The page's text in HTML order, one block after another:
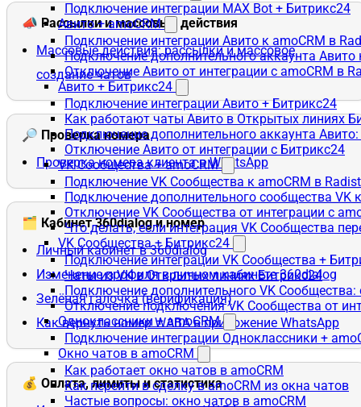
Подключение интеграции MAX Bot + Битрикс24
Авито + amoCRM
Подключение интеграции Авито к amoCRM в
Подключение дополнительного аккаунта Авито
Отключение Авито от интеграции с amoCRM в
Авито + Битрикс24
Подключение интеграции Авито + Битрикс24
Как работают чаты Авито в Открытых линиях
Подключение дополнительного аккаунта
Отключение Авито от интеграции с Битрикс24
VK Сообщества + amoCRM
Подключение VK Сообщества к amoCRM в
Подключение дополнительного сообщества VK
Отключение VK Сообщества от интеграции с
Что делать, если интеграция VK Сообщества
VK Сообщества + Битрикс24
Подключение интеграции VK Сообщества +
Чаты из VK в Открытых линиях Битрикс24
Подключение дополнительного VK
Отключение подключения VK Сообщества от
Одноклассники + amoCRM
Подключение интеграции Одноклассники +
Окно чатов в amoCRM
Как работает окно чатов в amoCRM
Как перейти в сделку в amoCRM из окна чатов
Частые вопросы: окно чатов в amoCRM
📣 Рассылки и массовые действия
Массовые действия: рассылки и массовое
создание чатов
🔎 Проверка номера
Проверка номера клиента в WhatsApp
🗂️ Кабинет 360dialog и номер
Личный кабинет в 360dialog
Изменение профиля в личном кабинете 360dialog
Зелёная галочка (верификация)
Как вернуть номер WABA в приложение WhatsApp
💰 Оплата, лимиты и статистика